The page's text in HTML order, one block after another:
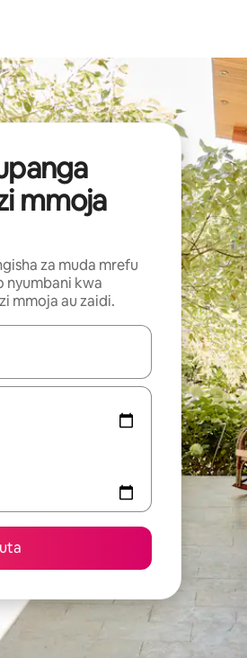
mmoja
za muda mrefu
nyumbani kwa
mmoja au zaidi.
vinjari kwa kutumia vitufe vya